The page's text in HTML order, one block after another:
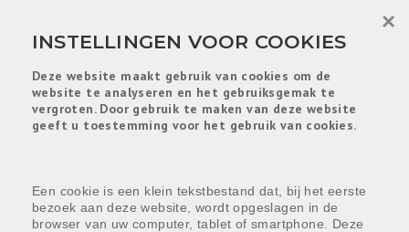
INSTELLINGEN VOOR COOKIES
Deze website maakt gebruik van cookies om de
website te analyseren en het gebruiksgemak te
vergroten. Door gebruik te maken van deze website
geeft u toestemming voor het gebruik van cookies.
Een cookie is een klein tekstbestand dat, bij het eerste
bezoek aan deze website, wordt opgeslagen in de
browser van uw computer, tablet of smartphone. Deze
×